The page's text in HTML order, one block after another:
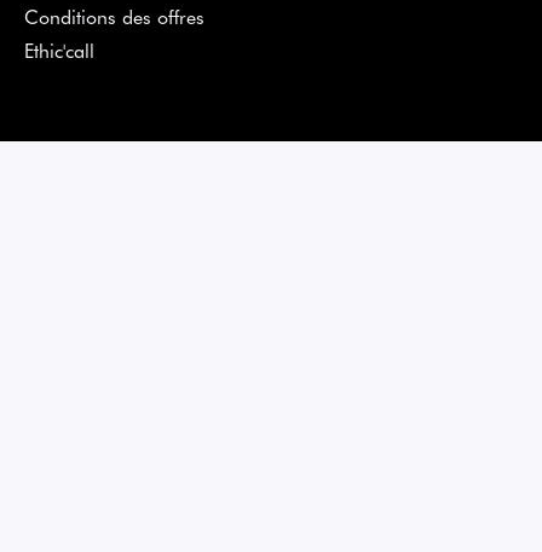
Conditions des offres
Ethic'call